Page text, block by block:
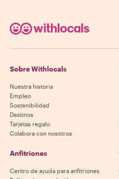
Sobre Withlocals
Nuestra historia
Empleo
Sostenibilidad
Destinos
Tarjetas regalo
Colabora con nosotros
Anfitriones
Centro de ayuda para anfitriones